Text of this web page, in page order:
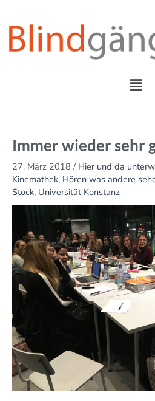
springen
Menü
Immer wieder sehr
27. März 2018 / Hier und da
Kinemathek, Hören was andere
Stock, Universität Konstanz